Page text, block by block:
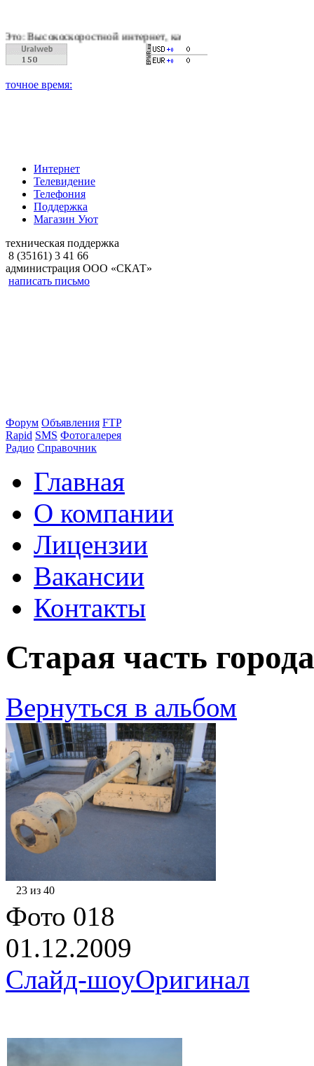
интернет, качественное цифровое и кабельное
Интернет
Телевидение
Телефония
Поддержка
Магазин Уют
техническая поддержка
8 (35161) 3 41 66
администрация ООО «СКАТ»
написать письмо
Форум Объявления FTP
Rapid SMS Фотогалерея
Радио Справочник
Главная
О компании
Лицензии
Вакансии
Контакты
Старая часть
Вернуться в альбом
23 из 40
Фото 018
01.12.2009
Слайд-шоуОригинал